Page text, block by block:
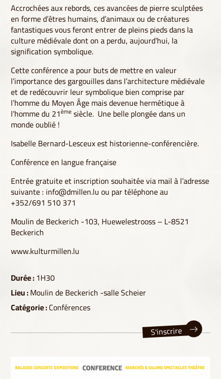
Accrochées aux rebords, ces avancées de pierre sculptées
en forme d’êtres humains, d’animaux ou de créatures
fantastiques vous feront entrer de pleins pieds dans la
culture médiévale dont on a perdu, aujourd’hui, la
signification symbolique.
Cette conférence a pour buts de mettre en valeur
l’importance des gargouilles dans l’architecture médiévale
et de redécouvrir leur symbolique bien comprise par
l’homme du Moyen Âge mais devenue hermétique à
l’homme du 21èmesiècle. Une belle plongée dans un
monde oublié !
Isabelle Bernard-Lesceux est historienne-conférencière.
Conférence en langue française
Entrée gratuite et inscription souhaitée via mail à l’adresse
suivante : info@dmillen.luou par téléphone au
+352/691 510 371
Moulin de Beckerich -103, Huewelestrooss – L-8521
Beckerich
www.kulturmillen.lu
Durée :1H30
Lieu :Moulin de Beckerich -salle Scheier
Catégorie :Conférences
S'inscrire